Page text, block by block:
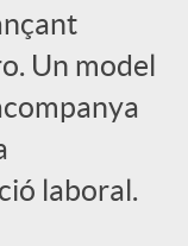
Un model
laboral.